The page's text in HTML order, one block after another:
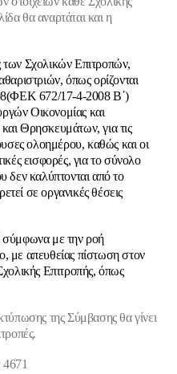
θα αναρτάται και η
των Σχολικών Επιτροπών,
όπως ορίζονται
672/17-4-2008 Β΄)
Οικονομίας και
Θρησκευμάτων, για τις
ολοημέρου, καθώς και οι
εισφορές, για το σύνολο
δεν καλύπτονται από το
σε οργανικές θέσεις
σύμφωνα με την ροή
με απευθείας πίστωση στον
Επιτροπής, όπως
της Σύμβασης θα γίνει
4671